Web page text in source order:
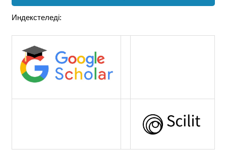
Индекстеледі: